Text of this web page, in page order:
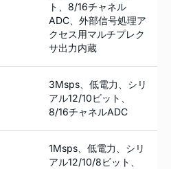
ト、8/16チャネル
ADC、外部信号処理ア
クセス用マルチプレク
サ出力内蔵
3Msps、低電力、シリ
アル12/10ビット、
8/16チャネルADC
1Msps、低電力、シリ
アル12/10/8ビット、